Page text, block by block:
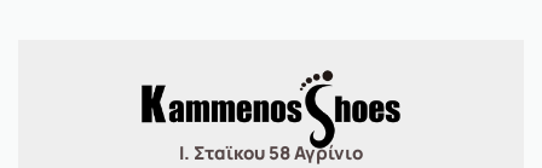
Ι. Σταϊκου 58 Αγρίνιο